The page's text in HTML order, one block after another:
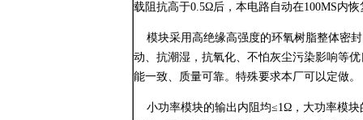
载阻抗高于0.5Ω后，本电路自动在100MS内
模块采用高绝缘高强度的环氧树脂整体密
动、抗潮湿，抗氧化、不怕灰尘污染影响等
能一致、质量可靠。特殊要求本厂可以定做。
小功率模块的输出内阻均≤1Ω，大功率模块